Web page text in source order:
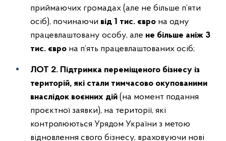
приймаючих громадах (але не більше п’яти
осіб), починаючи від 1 тис. євро на одну
працевлаштовану особу, але не більше аніж 3
тис. євро на п’ять працевлаштованих осіб;
ЛОТ 2. Підтримка переміщеного бізнесу із
територій, які стали тимчасово окупованими
внаслідок воєнних дій (на момент подання
проєктної заявки), на території, які
контролюються Урядом України з метою
відновлення свого бізнесу, враховуючи нові